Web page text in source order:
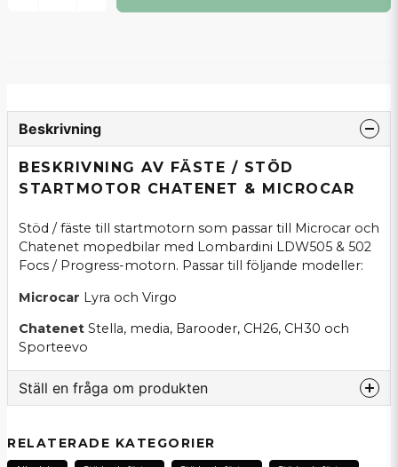
Beskrivning
BESKRIVNING AV FÄSTE / STÖD
STARTMOTOR CHATENET & MICROCAR
Stöd / fäste till startmotorn som passar till Microcar och
Chatenet mopedbilar med Lombardini LDW505 & 502
Focs / Progress-motorn. Passar till följande modeller:
Microcar Lyra och Virgo
Chatenet Stella, media, Barooder, CH26, CH30 och
Sporteevo
Ställ en fråga om produkten
Fråga oss om denna produkt...
RELATERADE KATEGORIER